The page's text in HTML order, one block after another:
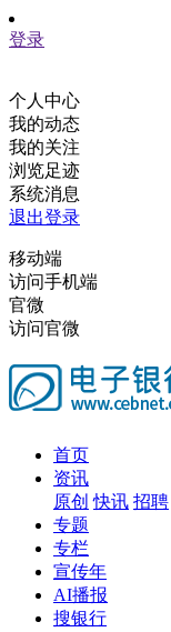
登录
个人中心
我的动态
我的关注
浏览足迹
系统消息
退出登录
移动端
访问手机端
官微
访问官微
首页
资讯
原创 快讯 招聘
专题
专栏
宣传年
AI播报
搜银行